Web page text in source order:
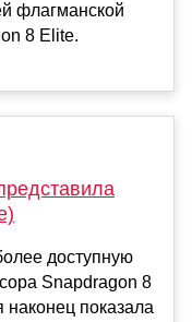
флагманской
8 Elite.
доступную
Snapdragon 8
показала